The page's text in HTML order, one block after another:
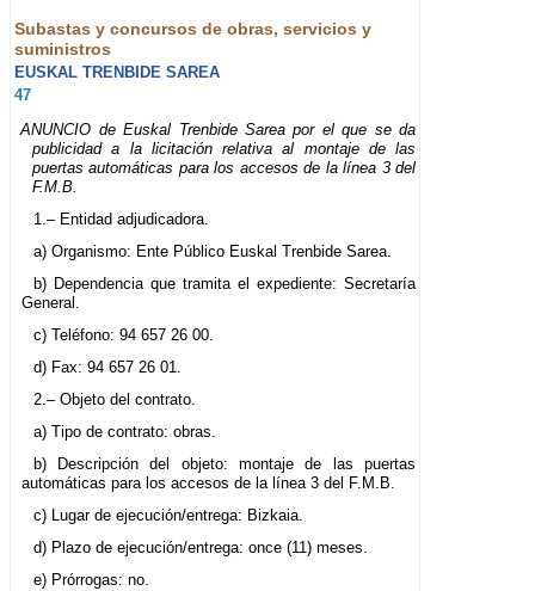
Subastas y concursos de obras, servicios y
suministros
EUSKAL TRENBIDE SAREA
47
ANUNCIO de Euskal Trenbide Sarea por el que se da
publicidad a la licitación relativa al montaje de las
puertas automáticas para los accesos de la línea 3 del
F.M.B.
1.– Entidad adjudicadora.
a) Organismo: Ente Público Euskal Trenbide Sarea.
b) Dependencia que tramita el expediente: Secretaría
General.
c) Teléfono: 94 657 26 00.
d) Fax: 94 657 26 01.
2.– Objeto del contrato.
a) Tipo de contrato: obras.
b) Descripción del objeto: montaje de las puertas
automáticas para los accesos de la línea 3 del F.M.B.
c) Lugar de ejecución/entrega: Bizkaia.
d) Plazo de ejecución/entrega: once (11) meses.
e) Prórrogas: no.